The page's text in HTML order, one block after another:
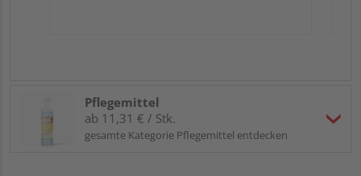
Pflegemittel
ab 11,31 € / Stk.
gesamte Kategorie Pflegemittel entdecken